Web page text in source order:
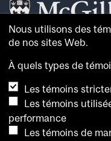
Le McGill Reporter
Avis sur les témoins
Pour consulter plus
connaître l’opinion
Nous utilisons des
de nos sites Web.
À quels types de
Les témoins
Les témoins
performance
Les témoins de